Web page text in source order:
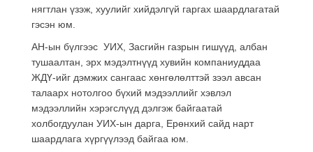
нягтлан үзэж, хуулийг хийдэлгүй гаргах шаардлагатай
гэсэн юм.
АН-ын бүлгээс УИХ, Засгийн газрын гишүүд, албан
тушаалтан, эрх мэдэлтнүүд хувийн компаниуддаа
ЖДҮ-ийг дэмжих сангаас хөнгөлөлттэй зээл авсан
талаарх нотолгоо бүхий мэдээллийг хэвлэл
мэдээллийн хэрэгслүүд дэлгэж байгаатай
холбогдуулан УИХ-ын дарга, Ерөнхий сайд нарт
шаардлага хүргүүлээд байгаа юм.